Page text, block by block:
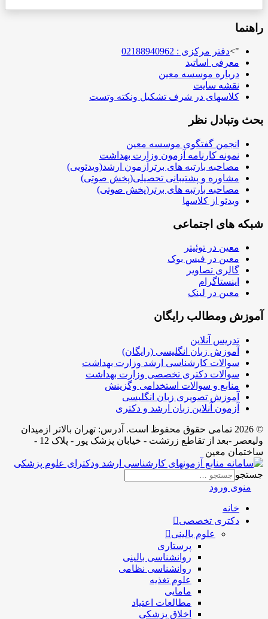
راهنما
">دفتر مرکزی : 02188940962
معرفی اساتید
درباره موسسه معین
نقشه سایت
کلاسهای در شرف تشکیل ونکته وتست
بحث وتبادل نظر
انجمن گفتگوی موسسه معین
نمونه کارنامه آزمون وزارت بهداشت
مصاحبه بارتبه های برترآزمون ارشد(ویدئویی)
مشاوره و پشتیبانی تحصیلی(پخش صوتی)
مصاحبه بارتبه های برتر(پخش صوتی)
ویدئو از کلاسها
شبکه های اجتماعی
معین در توئیتر
معین در فیس بوک
گالری تصاویر
اینستاگرام
معین در لینک
آموزش ومطالب رایگان
تدریس آنلاین
آموزش زبان انگلیسی (رایگان)
سوالات کارشناسی ارشد وزارت بهداشت
سوالات دکتری تخصصی وزارت بهداشت
منابع و سوالات استخدامی وگزینش
آموزش تصویری زبان انگلیسی
آزمون آنلاین زبان ارشد و دکتری
© 2026 تمامی حقوق محفوظ است. آدرس:‌ تهران بالاتر ازمیدان
ولیعصر -بعد از تقاطع زرتشت - خیابان پزشک پور - پلاک 12 -
ساختمان معین
جستجو
منوی ورود
خانه
دکتری تخصصی
علوم بالینی
پرستاری
روانشناسی بالینی
روانشناسی نظامی
علوم تغذیه
مامایی
مطالعات اعتیاد
اخلاق پزشکی